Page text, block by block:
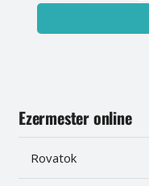
Ezermester online
Rovatok